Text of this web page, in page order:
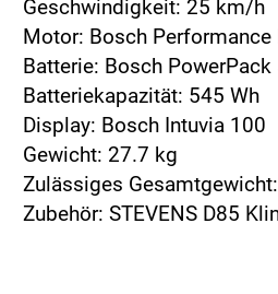
Geschwindigkeit: 25 km/h
Motor: Bosch Performance
Batterie: Bosch PowerPack
Batteriekapazität: 545 Wh
Display: Bosch Intuvia 100
Gewicht: 27.7 kg
Zulässiges
Zubehör: STEVENS D85